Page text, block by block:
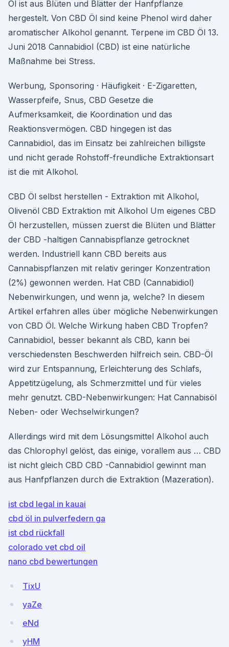
Öl ist aus Blüten und Blätter der Hanfpflanze
hergestelt. Von CBD Öl sind keine Phenol wird daher
aromatischer Alkohol genannt. Terpene im CBD Öl 13.
Juni 2018 Cannabidiol (CBD) ist eine natürliche
Maßnahme bei Stress.
Werbung, Sponsoring · Häufigkeit · E-Zigaretten,
Wasserpfeife, Snus, CBD Gesetze die
Aufmerksamkeit, die Koordination und das
Reaktionsvermögen. CBD hingegen ist das
Cannabidiol, das im Einsatz bei zahlreichen billigste
und nicht gerade Rohstoff-freundliche Extraktionsart
ist die mit Alkohol.
CBD Öl selbst herstellen - Extraktion mit Alkohol,
Olivenöl CBD Extraktion mit Alkohol Um eigenes CBD
Öl herzustellen, müssen zuerst die Blüten und Blätter
der CBD -haltigen Cannabispflanze getrocknet
werden. Industriell kann CBD bereits aus
Cannabispflanzen mit relativ geringer Konzentration
(2%) gewonnen werden. Hat CBD (Cannabidiol)
Nebenwirkungen, und wenn ja, welche? In diesem
Artikel erfahren alles über mögliche Nebenwirkungen
von CBD Öl. Welche Wirkung haben CBD Tropfen?
Cannabidiol, besser bekannt als CBD, kann bei
verschiedensten Beschwerden hilfreich sein. CBD-Öl
wird zur Entspannung, Erleichterung des Schlafs,
Appetitzügelung, als Schmerzmittel und für vieles
mehr genutzt. CBD-Nebenwirkungen: Hat Cannabisöl
Neben- oder Wechselwirkungen?
Allerdings wird mit dem Lösungsmittel Alkohol auch
das Chlorophyl gelöst, das einige, vorallem aus … CBD
ist nicht gleich CBD CBD -Cannabidiol gewinnt man
aus Hanfpflanzen durch die Extraktion (Mazeration).
ist cbd legal in kauai
cbd öl in pulverfedern ga
ist cbd rückfall
colorado vet cbd oil
nano cbd bewertungen
TixU
yaZe
eNd
yHM